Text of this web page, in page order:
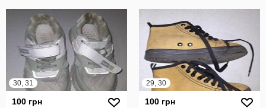
30, 31
100 грн
29, 30
100 грн